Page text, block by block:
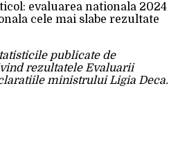
evaluarea nationala 2024
cele mai slabe rezultate
publicate de
rezultatele Evaluarii
ministrului Ligia Deca.